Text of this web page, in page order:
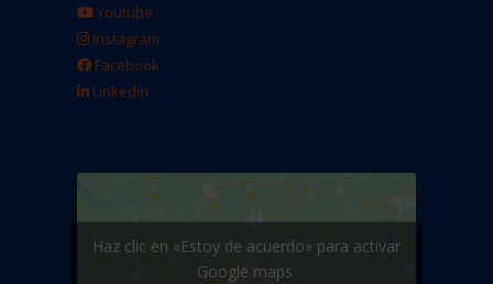
Youtube
Instagram
Facebook
Linkedin
Haz clic en «Estoy de acuerdo» para activar
Google maps